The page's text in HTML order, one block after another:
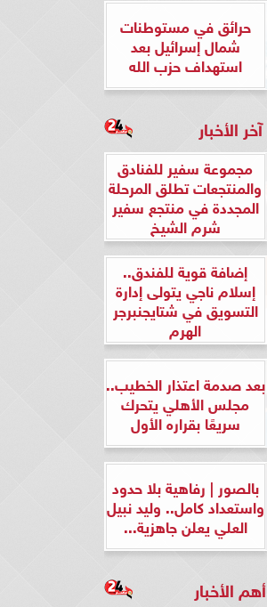
حرائق في مستوطنات
شمال إسرائيل بعد
استهداف حزب الله
آخر الأخبار
مجموعة سفير للفنادق
والمنتجعات تطلق المرحلة
المجددة في منتجع سفير
شرم الشيخ
إضافة قوية للفندق..
إسلام ناجي يتولى إدارة
التسويق في شتايجنبرجر
الهرم
بعد صدمة اعتذار الخطيب..
مجلس الأهلي يتحرك
سريعًا بقراره الأول
بالصور | رفاهية بلا حدود
واستعداد كامل.. وليد نبيل
العلي يعلن جاهزية...
أهم الأخبار